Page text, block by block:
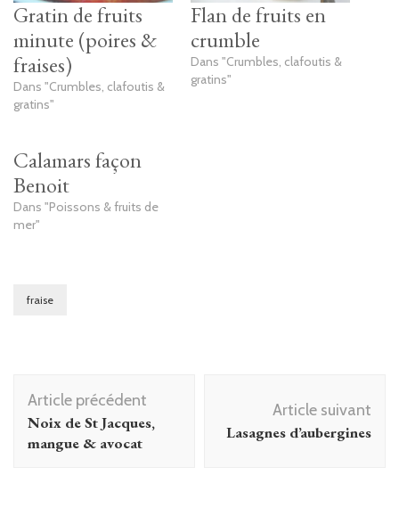
Gratin de fruits
minute (poires &
fraises)
Dans "Crumbles, clafoutis &
gratins"
Flan de fruits en
crumble
Dans "Crumbles, clafoutis &
gratins"
Calamars façon
Benoit
Dans "Poissons & fruits de
mer"
fraise
Navigation
d'article
Article précédent
Noix de St Jacques,
mangue & avocat
Article suivant
Lasagnes d’aubergines